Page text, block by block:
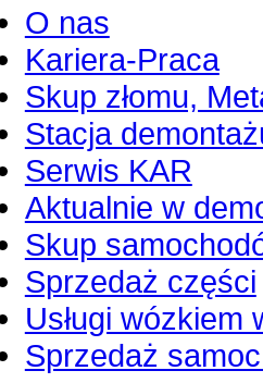
O nas
Kariera-Praca
Skup złomu,
Stacja
Serwis KAR
Aktualnie w
Skup
Sprzedaż części
Usługi wózkiem
Sprzedaż